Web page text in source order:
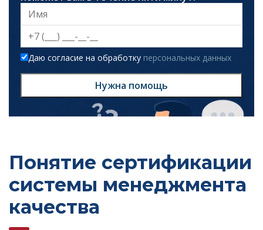
Даю согласие на обработку персональных данных
Нужна помощь
Понятие сертификации
системы менеджмента
качества